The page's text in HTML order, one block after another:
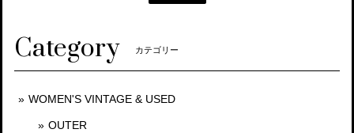
Category カテゴリー
WOMEN'S VINTAGE & USED
OUTER